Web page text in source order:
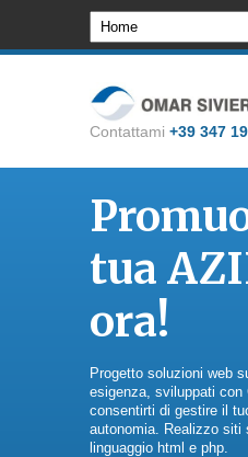
Contattami +39 347
tua
ora!
Progetto soluzioni web
esigenza, sviluppati con
consentirti di gestire il
autonomia. Realizzo siti
linguaggio html e php.